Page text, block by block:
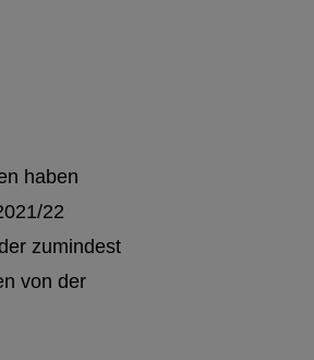
haben
22
zumindest
von der